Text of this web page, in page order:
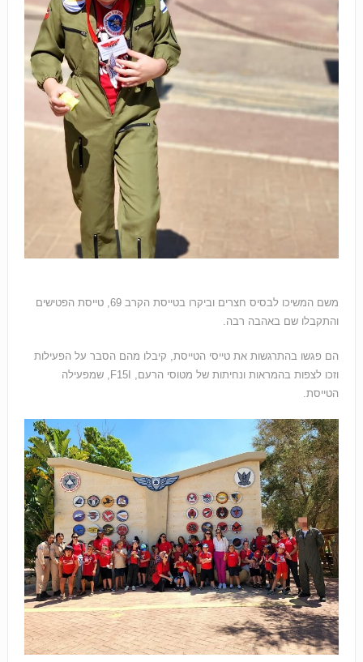
משם המשיכו לבסיס חצרים וביקרו בטייסת הקרב 69, טייסת הפטישים
והתקבלו שם באהבה רבה.
הם פגשו בהתרגשות את טייסי הטייסת, קיבלו מהם הסבר על הפעילות
וזכו לצפות בהמראות ונחיתות של מטוסי הרעם, F15I, שמפעילה
הטייסת.